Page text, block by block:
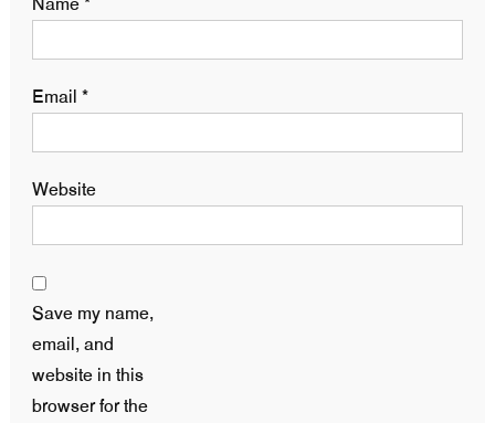
Email *
Website
Save my name,
email, and
website in this
browser for the